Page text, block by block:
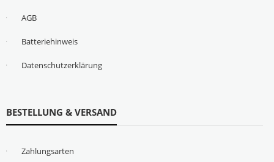
AGB
Batteriehinweis
Datenschutzerklärung
BESTELLUNG & VERSAND
Zahlungsarten